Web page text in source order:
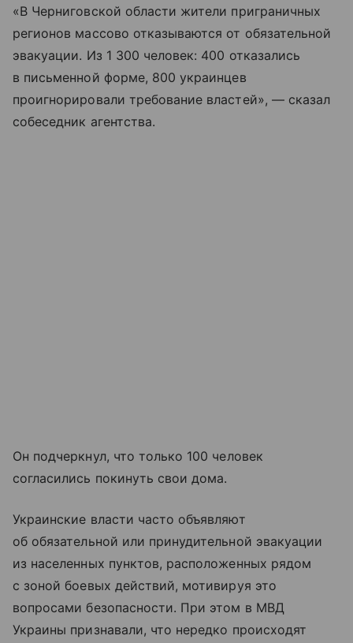
«В Черниговской области жители приграничных
регионов массово отказываются от обязательной
эвакуации. Из 1 300 человек: 400 отказались
в письменной форме, 800 украинцев
проигнорировали требование властей», — сказал
собеседник агентства.
Он подчеркнул, что только 100 человек
согласились покинуть свои дома.
Украинские власти часто объявляют
об обязательной или принудительной эвакуации
из населенных пунктов, расположенных рядом
с зоной боевых действий, мотивируя это
вопросами безопасности. При этом в МВД
Украины признавали, что нередко происходят